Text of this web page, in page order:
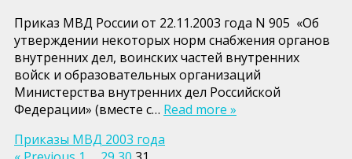
Приказ МВД России от 22.11.2003 года N 905 «Об
утверждении некоторых норм снабжения органов
внутренних дел, воинских частей внутренних
войск и образовательных организаций
Министерства внутренних дел Российской
Федерации» (вместе с… Read more »
Приказы МВД 2003 года